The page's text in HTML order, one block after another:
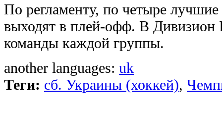
По регламенту, по четыре
выходят в плей-офф. В
команды каждой группы.
another languages: uk
Теги: сб. Украины (хоккей),